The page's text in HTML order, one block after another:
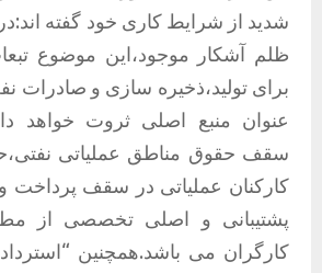
شدید از شرایط کاری خود گفته
ظلم آشکار موجود،این موضوع
برای تولید،ذخیره سازی و صادرات
عنوان منبع اصلی ثروت خواهد
سقف حقوق مناطق عملیاتی
کارکنان عملیاتی در سقف پرداخت
پشتیبانی و اصلی تخصصی از
کارگران می باشد.همچنین